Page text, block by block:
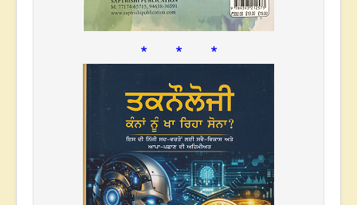
* * *